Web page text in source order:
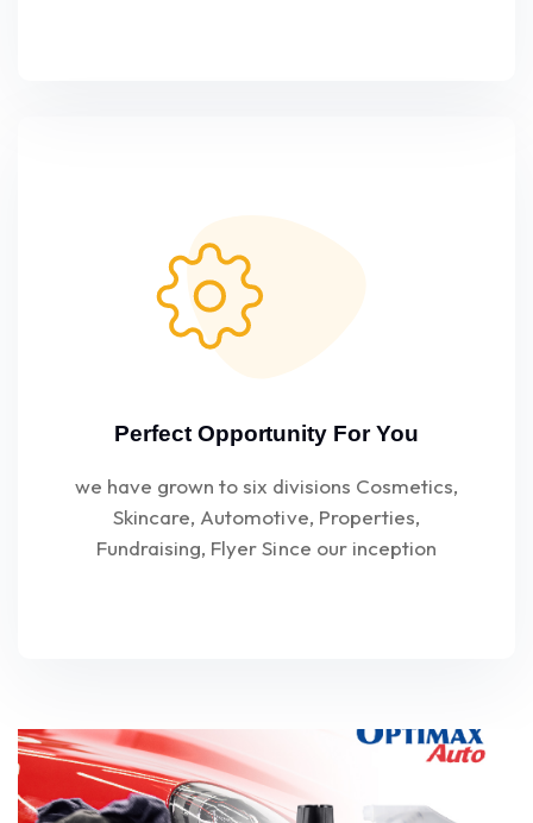
Perfect Opportunity For You
we have grown to six divisions Cosmetics,
Skincare, Automotive, Properties,
Fundraising, Flyer Since our inception